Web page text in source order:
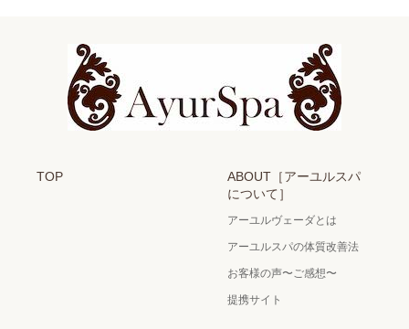
TOP
ABOUT［アーユルスパ
について］
アーユルヴェーダとは
アーユルスパの体質改善法
お客様の声〜ご感想〜
提携サイト